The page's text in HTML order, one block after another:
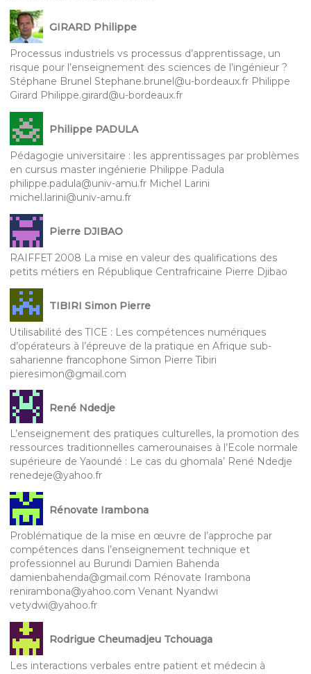
GIRARD Philippe
Processus industriels vs processus d’apprentissage, un
risque pour l’enseignement des sciences de l’ingénieur ?
Stéphane Brunel Stephane.brunel@u-bordeaux.fr Philippe
Girard Philippe.girard@u-bordeaux.fr
Philippe PADULA
Pédagogie universitaire : les apprentissages par problèmes
en cursus master ingénierie Philippe Padula
philippe.padula@univ-amu.fr Michel Larini
michel.larini@univ-amu.fr
Pierre DJIBAO
RAIFFET 2008 La mise en valeur des qualifications des
petits métiers en République Centrafricaine Pierre Djibao
TIBIRI Simon Pierre
Utilisabilité des TICE : Les compétences numériques
d’opérateurs à l’épreuve de la pratique en Afrique sub-
saharienne francophone Simon Pierre Tibiri
pieresimon@gmail.com
René Ndedje
L’enseignement des pratiques culturelles, la promotion des
ressources traditionnelles camerounaises à l’Ecole normale
supérieure de Yaoundé : Le cas du ghomala’ René Ndedje
renedeje@yahoo.fr
Rénovate Irambona
Problématique de la mise en œuvre de l’approche par
compétences dans l’enseignement technique et
professionnel au Burundi Damien Bahenda
damienbahenda@gmail.com Rénovate Irambona
renirambona@yahoo.com Venant Nyandwi
vetydwi@yahoo.fr
Rodrigue Cheumadjeu Tchouaga
Les interactions verbales entre patient et médecin à